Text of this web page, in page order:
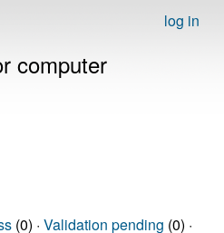
log in
computer
(0) · Validation pending (0) ·